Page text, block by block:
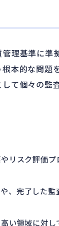
理基準に準
本的な問題
て個々の監
リスク評価
、完了した
い領域に対